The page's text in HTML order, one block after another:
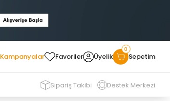
Kampanyalar Favoriler Üyelik
0
Sepetim
Sipariş Takibi Destek Merkezi